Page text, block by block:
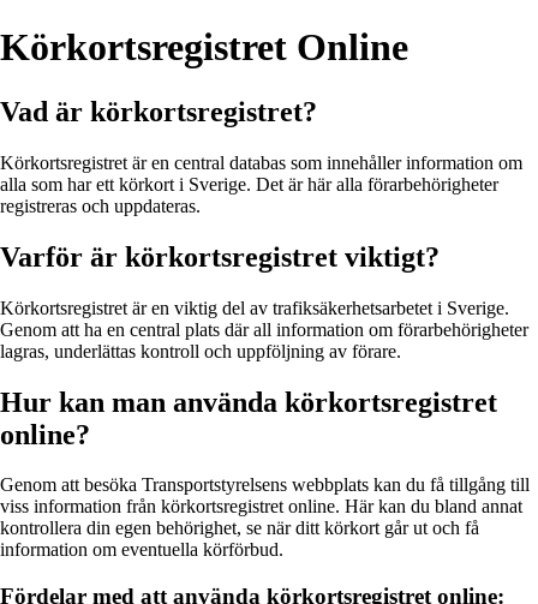
Körkortsregistret Online
Vad är körkortsregistret?
Körkortsregistret är en central databas som innehåller information om
alla som har ett körkort i Sverige. Det är här alla förarbehörigheter
registreras och uppdateras.
Varför är körkortsregistret viktigt?
Körkortsregistret är en viktig del av trafiksäkerhetsarbetet i Sverige.
Genom att ha en central plats där all information om förarbehörigheter
lagras, underlättas kontroll och uppföljning av förare.
Hur kan man använda körkortsregistret
online?
Genom att besöka Transportstyrelsens webbplats kan du få tillgång till
viss information från körkortsregistret online. Här kan du bland annat
kontrollera din egen behörighet, se när ditt körkort går ut och få
information om eventuella körförbud.
Fördelar med att använda körkortsregistret online: